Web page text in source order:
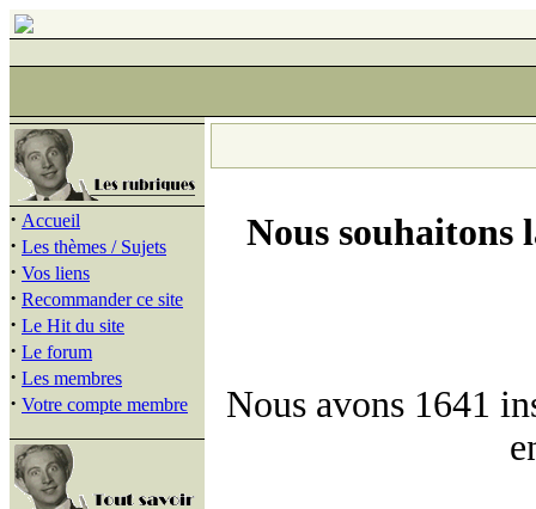
· Accueil
· Les thèmes / Sujets
· Vos liens
· Recommander ce site
· Le Hit du site
· Le forum
· Les membres
· Votre compte membre
Nous souhaitons
Nous avons 1641